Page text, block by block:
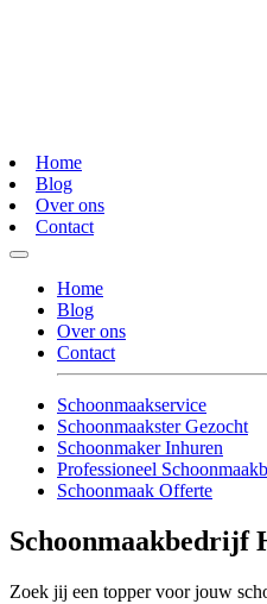
Home
Blog
Over ons
Contact
Home
Blog
Over ons
Contact
Schoonmaakservice
Schoonmaakster Gezocht
Schoonmaker Inhuren
Professioneel
Schoonmaak Offerte
Schoonmaakbedrijf
Zoek jij een topper voor jouw